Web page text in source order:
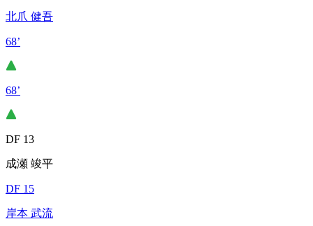
北爪 健吾
68’
68’
DF 13
成瀬 竣平
DF 15
岸本 武流